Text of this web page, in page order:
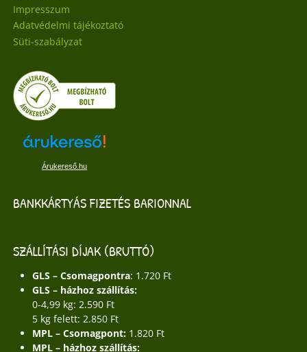
Impresszum
Adatvédelmi tájékoztató
Süti-szabályzat
Árukereső.hu
BANKKÁRTYÁS FIZETÉS BARIONNAL
SZÁLLÍTÁSI DÍJAK (BRUTTÓ)
GLS – Csomagpontra: 1.720 Ft
GLS – házhoz szállítás:
0-4,99 kg: 2.590 Ft
5 kg felett: 2.850 Ft
MPL – Csomagpont: 1.820 Ft
MPL – házhoz szállítás: